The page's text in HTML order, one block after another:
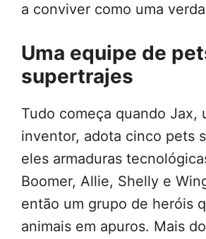
a conviver como uma
Uma equipe de
supertrajes
Tudo começa quando Jax,
inventor, adota cinco pets
eles armaduras
Boomer, Allie, Shelly e
então um grupo de heróis
animais em apuros. Mais